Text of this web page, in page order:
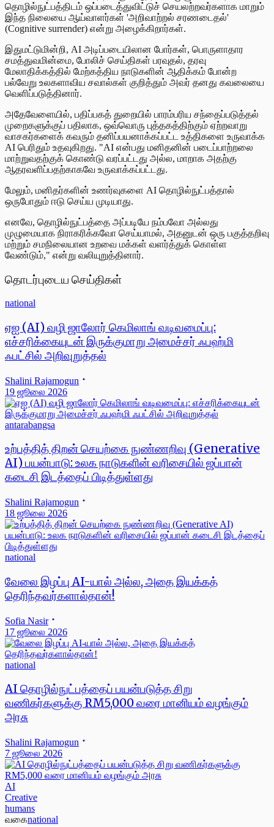
தொழில்நுட்பத்திடம் ஒப்படைத்துவிட்டுச் செயலற்றவர்களாக மாறும்
இந்த நிலையை ஆய்வாளர்கள் 'அறிவாற்றல் சரணடைதல்'
(Cognitive surrender) என்று அழைக்கிறார்கள்.
இதுமட்டுமின்றி, AI அடிப்படையிலான போர்கள், பொருளாதார
சமத்துவமின்மை, போலிச் செய்திகள் பரவுதல், தரவு
மேலாதிக்கத்தில் மேற்கத்திய நாடுகளின் ஆதிக்கம் போன்ற
பல்வேறு உலகளாவிய சவால்கள் குறித்தும் அவர் தனது கவலையை
வெளிப்படுத்தினார்.
அதேவேளையில், பதிப்பகத் துறையில் பாரம்பரிய சந்தைப்படுத்தல்
முறைகளுக்குப் பதிலாக, ஒவ்வொரு புத்தகத்திற்கும் ஏற்றவாறு
வாசகர்களைக் கவரும் தனிப்பயனாக்கப்பட்ட உத்திகளை உருவாக்க
AI பெரிதும் உதவுகிறது. "AI என்பது மனிதனின் படைப்பாற்றலை
மாற்றுவதற்குக் கொண்டு வரப்பட்டது அல்ல, மாறாக அதற்கு
ஆதரவளிப்பதற்காகவே உருவாக்கப்பட்டது.
மேலும், மனிதர்களின் உணர்வுகளை AI தொழில்நுட்பத்தால்
ஒருபோதும் ஈடு செய்ய முடியாது.
எனவே, தொழில்நுட்பத்தை அப்படியே நம்பவோ அல்லது
முழுமையாக நிராகரிக்கவோ செய்யாமல், அதனுடன் ஒரு பகுத்தறிவு
மற்றும் சமநிலையான உறவை மக்கள் வளர்த்துக் கொள்ள
வேண்டும்," என்று வலியுறுத்தினார்.
தொடர்புடைய செய்திகள்
national
ஏஐ (AI) வழி ஜாலோர் கெமிலாங் வடிவமைப்பு:
எச்சரிக்கையுடன் இருக்குமாறு அமைச்சர் ஃபஹ்மி
ஃபட்சில் அறிவுறுத்தல்
Shalini Rajamogun
19 ஜூலை 2026
antarabangsa
உற்பத்தித் திறன் செயற்கை நுண்ணறிவு (Generative
AI) பயன்பாடு: உலக நாடுகளின் வரிசையில் ஜப்பான்
கடைசி இடத்தைப் பிடித்துள்ளது
Shalini Rajamogun
18 ஜூலை 2026
national
வேலை இழப்பு AI-யால் அல்ல, அதை இயக்கத்
தெரிந்தவர்களால்தான்!
Sofia Nasir
17 ஜூலை 2026
national
AI தொழில்நுட்பத்தைப் பயன்படுத்த சிறு
வணிகர்களுக்கு RM5,000 வரை மானியம் வழங்கும்
அரசு
Shalini Rajamogun
7 ஜூலை 2026
AI
Creative
humans
வகைnational